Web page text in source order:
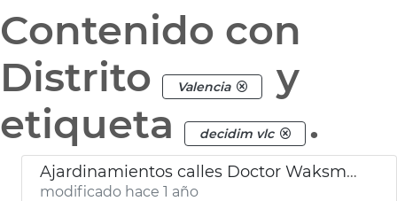
Contenido con
Distrito
Valencia
y
etiqueta
decidim vlc .
Ajardinamientos calles Doctor Waksman y Uruguay València
modificado hace 1 año